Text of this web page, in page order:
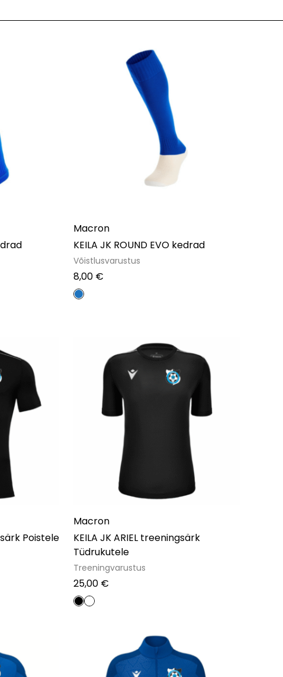
Macron
KEILA JK ROUND EVO kedrad
Võistlusvarustus
8,00 €
Poistele
Macron
KEILA JK ARIEL treeningsärk
Tüdrukutele
Treeningvarustus
25,00 €